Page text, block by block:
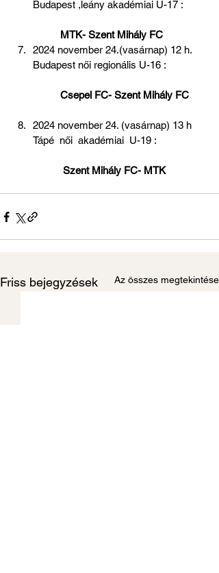
Budapest ,leány akadémiai U-17 :
MTK- Szent Mihály FC
2024 november 24.(vasárnap) 12 h.
Budapest női regionális U-16 :
Csepel FC- Szent Mihály FC
2024 november 24. (vasárnap) 13 h
Tápé  női  akadémiai  U-19 :
Szent Mihály FC- MTK
Friss bejegyzések Az összes megtekintése